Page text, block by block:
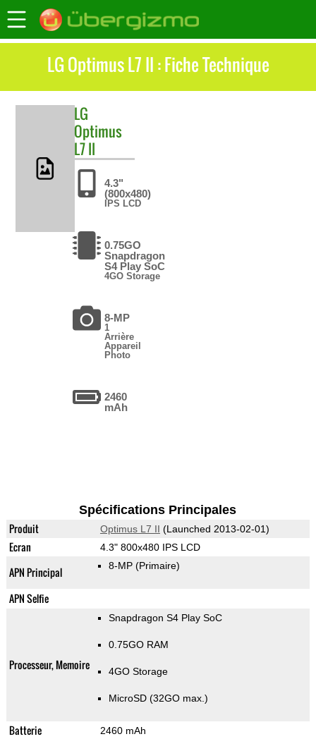
LG Optimus L7 II : Fiche Technique
LG
Optimus
L7 II
4.3"
(800x480)
IPS LCD
0.75GO
Snapdragon
S4 Play SoC
4GO Storage
8-MP
1
Arrière
Appareil
Photo
2460
mAh
Spécifications Principales
Produit Optimus L7 II (Launched 2013-02-01)
Ecran 4.3" 800x480 IPS LCD
APN Principal 8-MP (Primaire)
APN Selfie
Processeur, Memoire
Snapdragon S4 Play SoC
0.75GO RAM
4GO Storage
MicroSD (32GO max.)
Batterie 2460 mAh